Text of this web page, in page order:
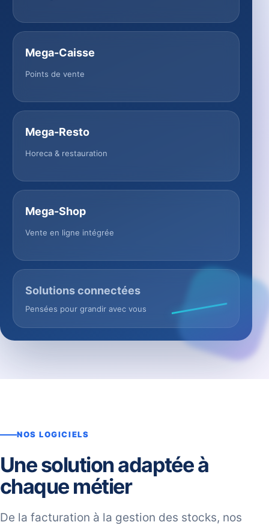
Mega-Caisse
Points de vente
Mega-Resto
Horeca & restauration
Mega-Shop
Vente en ligne intégrée
Solutions connectées
Pensées pour grandir avec vous
NOS LOGICIELS
Une solution adaptée à
chaque métier
De la facturation à la gestion des stocks, nos